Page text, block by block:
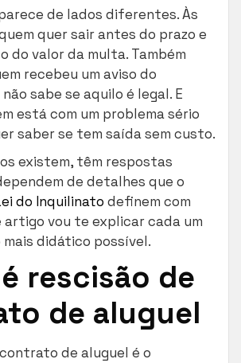
de lados diferentes. Às
quer sair antes do prazo e
do valor da multa. Também
recebeu um aviso do
sabe se aquilo é legal. E
está com um problema sério
saber se tem saída sem custo.
existem, têm respostas
de detalhes que o
do Inquilinato definem com
artigo vou te explicar cada um
didático possível.
rescisão de
de aluguel
de aluguel é o